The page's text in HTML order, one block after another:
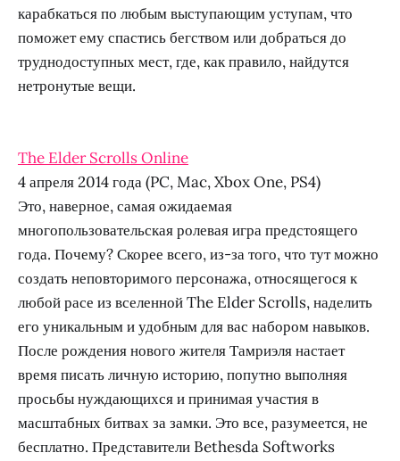
карабкаться по любым выступающим уступам, что
поможет ему спастись бегством или добраться до
труднодоступных мест, где, как правило, найдутся
нетронутые вещи.
The Elder Scrolls Online
4 апреля 2014 года (PC, Mac, Xbox One, PS4)
Это, наверное, самая ожидаемая
многопользовательская ролевая игра предстоящего
года. Почему? Скорее всего, из-за того, что тут можно
создать неповторимого персонажа, относящегося к
любой расе из вселенной The Elder Scrolls, наделить
его уникальным и удобным для вас набором навыков.
После рождения нового жителя Тамриэля настает
время писать личную историю, попутно выполняя
просьбы нуждающихся и принимая участия в
масштабных битвах за замки. Это все, разумеется, не
бесплатно. Представители Bethesda Softworks